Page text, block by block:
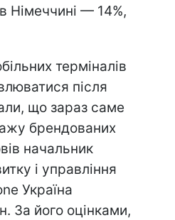
Німеччині — 14%,
терміналів
після
що зараз саме
брендованих
начальник
і управління
Україна
За його оцінками,